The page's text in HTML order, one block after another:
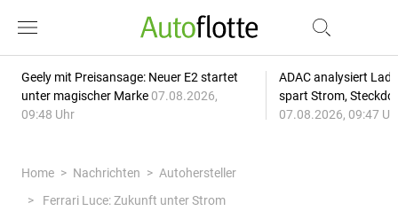
Geely mit Preisansage: Neuer E2 startet
unter magischer Marke 07.08.2026,
09:48 Uhr
ADAC analysiert
spart Strom,
07.08.2026, 09:47
Home Nachrichten
Autohersteller
Ferrari Luce: Zukunft unter Strom